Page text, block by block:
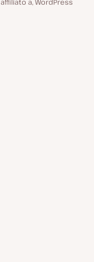
a, WordPress